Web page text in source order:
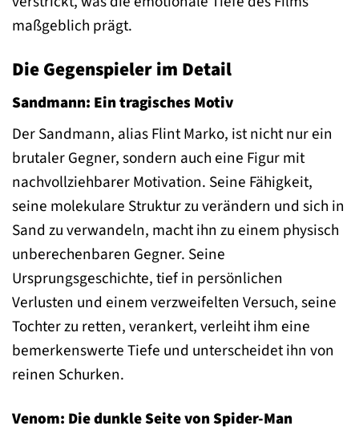
maßgeblich prägt.
Die Gegenspieler im Detail
Sandmann: Ein tragisches Motiv
Der Sandmann, alias Flint Marko, ist nicht nur ein
brutaler Gegner, sondern auch eine Figur mit
nachvollziehbarer Motivation. Seine Fähigkeit,
seine molekulare Struktur zu verändern und sich in
Sand zu verwandeln, macht ihn zu einem physisch
unberechenbaren Gegner. Seine
Ursprungsgeschichte, tief in persönlichen
Verlusten und einem verzweifelten Versuch, seine
Tochter zu retten, verankert, verleiht ihm eine
bemerkenswerte Tiefe und unterscheidet ihn von
reinen Schurken.
Venom: Die dunkle Seite von Spider-Man